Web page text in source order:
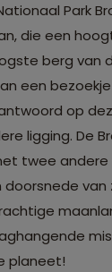
Park
die een
berg van
een
op
ligging. De
twee andere
van
planeet!